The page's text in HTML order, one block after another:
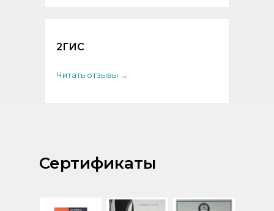
2ГИС
Читать отзывы →
Сертификаты